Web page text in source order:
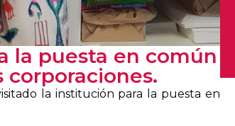
la puesta en común
la institución para la puesta en